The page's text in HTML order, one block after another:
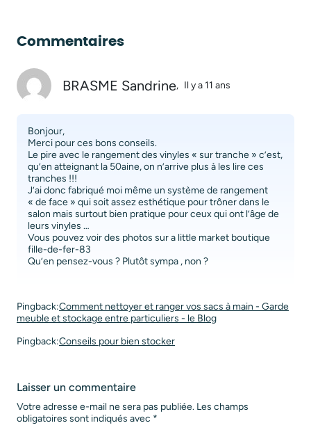
Commentaires
BRASME Sandrine, Il y a 11 ans
Bonjour,
Merci pour ces bons conseils.
Le pire avec le rangement des vinyles « sur tranche » c’est,
qu’en atteignant la 50aine, on n’arrive plus à les lire ces
tranches !!!
J’ai donc fabriqué moi même un système de rangement
« de face » qui soit assez esthétique pour trôner dans le
salon mais surtout bien pratique pour ceux qui ont l’âge de
leurs vinyles …
Vous pouvez voir des photos sur a little market boutique
fille-de-fer-83
Qu’en pensez-vous ? Plutôt sympa , non ?
Pingback:Comment nettoyer et ranger vos sacs à main - Garde
meuble et stockage entre particuliers - le Blog
Pingback:Conseils pour bien stocker
Laisser un commentaire
Votre adresse e-mail ne sera pas publiée. Les champs
obligatoires sont indiqués avec *